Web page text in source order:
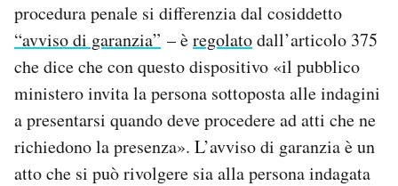
procedura penale si differenzia dal cosiddetto
“avviso di garanzia” – èregolatodall’articolo 375
che dice che con questo dispositivo «il pubblico
ministero invita la persona sottoposta alle indagini
a presentarsi quando deve procedere ad atti che ne
richiedono la presenza». L’avviso di garanzia è un
atto che si può rivolgere sia alla persona indagata